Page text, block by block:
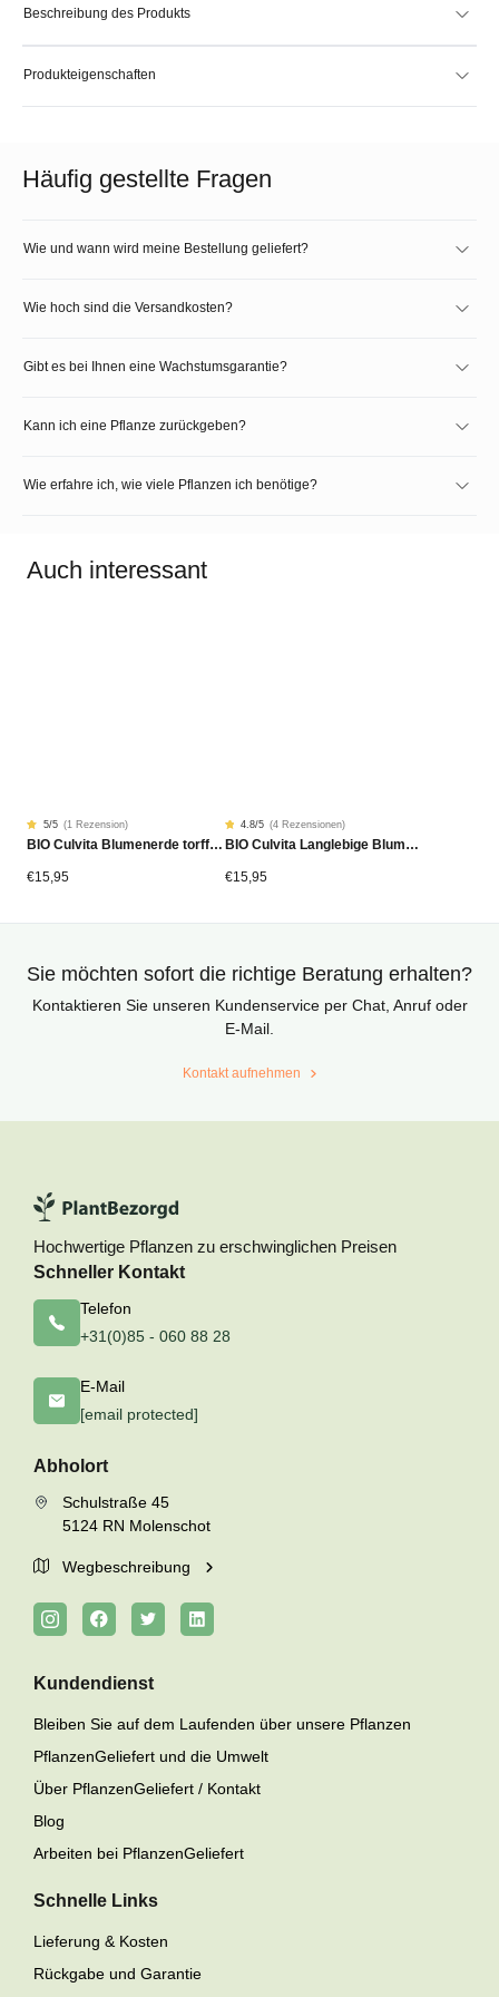
Beschreibung des Produkts
Produkteigenschaften
Häufig gestellte Fragen
Wie und wann wird meine Bestellung geliefert?
Wie hoch sind die Versandkosten?
Gibt es bei Ihnen eine Wachstumsgarantie?
Kann ich eine Pflanze zurückgeben?
Wie erfahre ich, wie viele Pflanzen ich benötige?
Auch interessant
Bewertet
von
5
basierend
1
5/5 (1 Rezension)
BIO Culvita Blumenerde torffrei/torfrei 40 Liter
€15,95
Rated
4.75
von
4
Kundenstimmen
4.8/5 (4 Rezensionen)
BIO Culvita Langlebige Blumenerde 40 Liter
€15,95
Sie möchten sofort die richtige Beratung erhalten?
Kontaktieren Sie unseren Kundenservice per Chat, Anruf oder
E-Mail.
Kontakt aufnehmen
Hochwertige Pflanzen zu erschwinglichen Preisen
Schneller Kontakt
Telefon
+31(0)85 - 060 88 28
E-Mail
[email protected]
Abholort
Schulstraße 45
5124 RN Molenschot
Wegbeschreibung
Kundendienst
Bleiben Sie auf dem Laufenden über unsere Pflanzen
PflanzenGeliefert und die Umwelt
Über PflanzenGeliefert / Kontakt
Blog
Arbeiten bei PflanzenGeliefert
Schnelle Links
Lieferung & Kosten
Rückgabe und Garantie